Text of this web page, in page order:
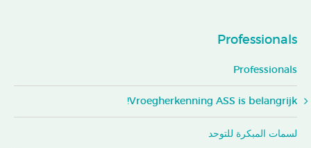
Professionals
Professionals
Vroegherkenning ASS is belangrijk!
لسمات المبكرة للتوحد